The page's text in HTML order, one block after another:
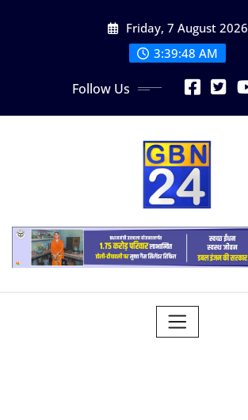
Friday, 7 August 2026
3:39:48 AM
Follow Us